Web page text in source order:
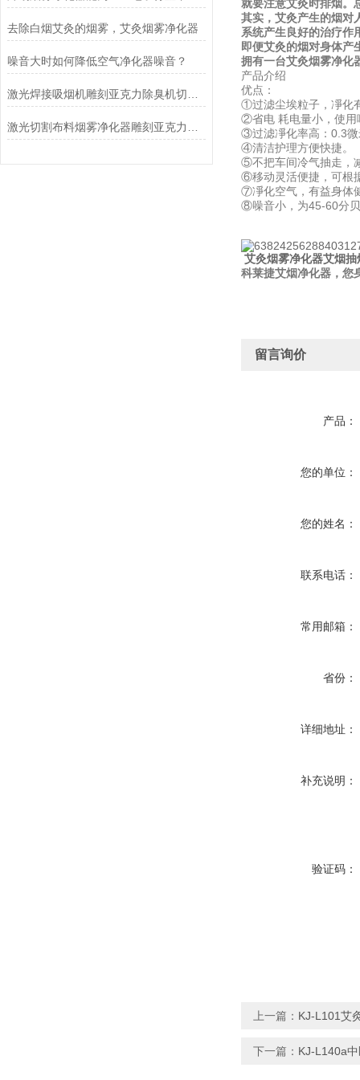
去除白烟艾灸的烟雾，艾灸烟雾净化器
噪音大时如何降低空气净化器噪音？
就要注意艾灸时排烟。
其实，艾灸产生的烟对
系统产生良好的治疗作
即便艾灸的烟对身体产
拥有一台艾灸烟雾净化
产品介绍
优点：
①过滤尘埃粒子，凈化
②省电 耗电量小，使用
③过滤凈化率高：0.3
④清洁护理方便快捷。
⑤不把车间冷气抽走，
⑥移动灵活便捷，可根
⑦凈化空气，有益身体
⑧噪音小，为45-60分
艾灸烟雾净化器艾烟
科莱捷艾烟净化器，您
留言询价
产品：
您的单位：
您的姓名：
联系电话：
常用邮箱：
省份：
详细地址：
补充说明：
验证码：
上一篇： KJ-L101艾
下一篇： KJ-L140a